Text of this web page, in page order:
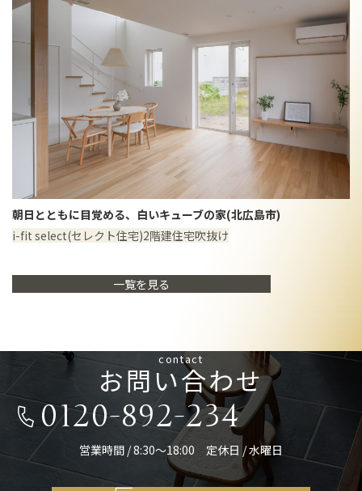
朝日とともに目覚める、白いキューブの家(北広島市)
i-fit select(セレクト住宅)2階建住宅吹抜け
一覧を見る
contact
お問い合わせ
0120-892-234
営業時間 / 8:30～18:00 定休日 / 水曜日